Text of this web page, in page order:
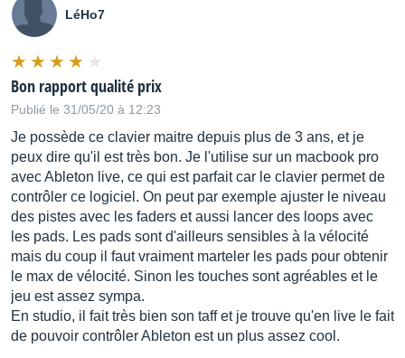
LéHo7
Bon rapport qualité prix
Publié le 31/05/20 à 12:23
Je possède ce clavier maitre depuis plus de 3 ans, et je
peux dire qu'il est très bon. Je l'utilise sur un macbook pro
avec Ableton live, ce qui est parfait car le clavier permet de
contrôler ce logiciel. On peut par exemple ajuster le niveau
des pistes avec les faders et aussi lancer des loops avec
les pads. Les pads sont d'ailleurs sensibles à la vélocité
mais du coup il faut vraiment marteler les pads pour obtenir
le max de vélocité. Sinon les touches sont agréables et le
jeu est assez sympa.
En studio, il fait très bien son taff et je trouve qu'en live le fait
de pouvoir contrôler Ableton est un plus assez cool.